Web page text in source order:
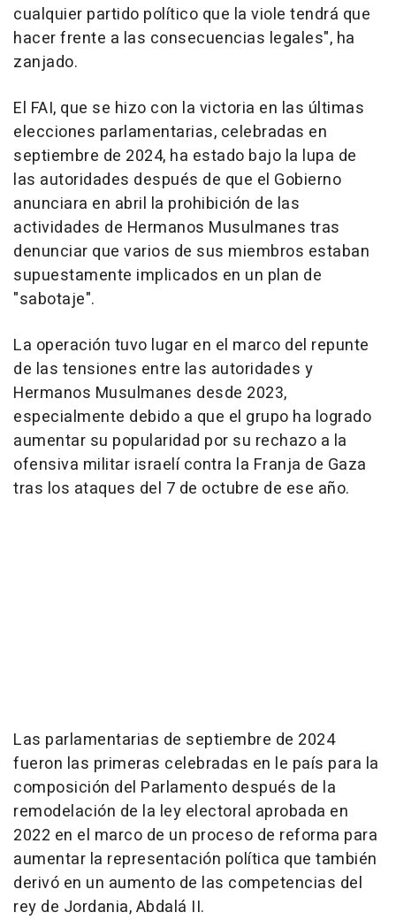
cualquier partido político que la viole tendrá que
hacer frente a las consecuencias legales", ha
zanjado.
El FAI, que se hizo con la victoria en las últimas
elecciones parlamentarias, celebradas en
septiembre de 2024, ha estado bajo la lupa de
las autoridades después de que el Gobierno
anunciara en abril la prohibición de las
actividades de Hermanos Musulmanes tras
denunciar que varios de sus miembros estaban
supuestamente implicados en un plan de
"sabotaje".
La operación tuvo lugar en el marco del repunte
de las tensiones entre las autoridades y
Hermanos Musulmanes desde 2023,
especialmente debido a que el grupo ha logrado
aumentar su popularidad por su rechazo a la
ofensiva militar israelí contra la Franja de Gaza
tras los ataques del 7 de octubre de ese año.
Las parlamentarias de septiembre de 2024
fueron las primeras celebradas en le país para la
composición del Parlamento después de la
remodelación de la ley electoral aprobada en
2022 en el marco de un proceso de reforma para
aumentar la representación política que también
derivó en un aumento de las competencias del
rey de Jordania, Abdalá II.